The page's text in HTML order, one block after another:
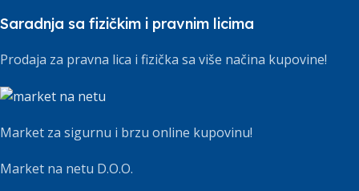
Saradnja sa fizičkim i pravnim licima
Prodaja za pravna lica i fizička sa više načina kupovine!
Market za sigurnu i brzu online kupovinu!
Market na netu D.O.O.